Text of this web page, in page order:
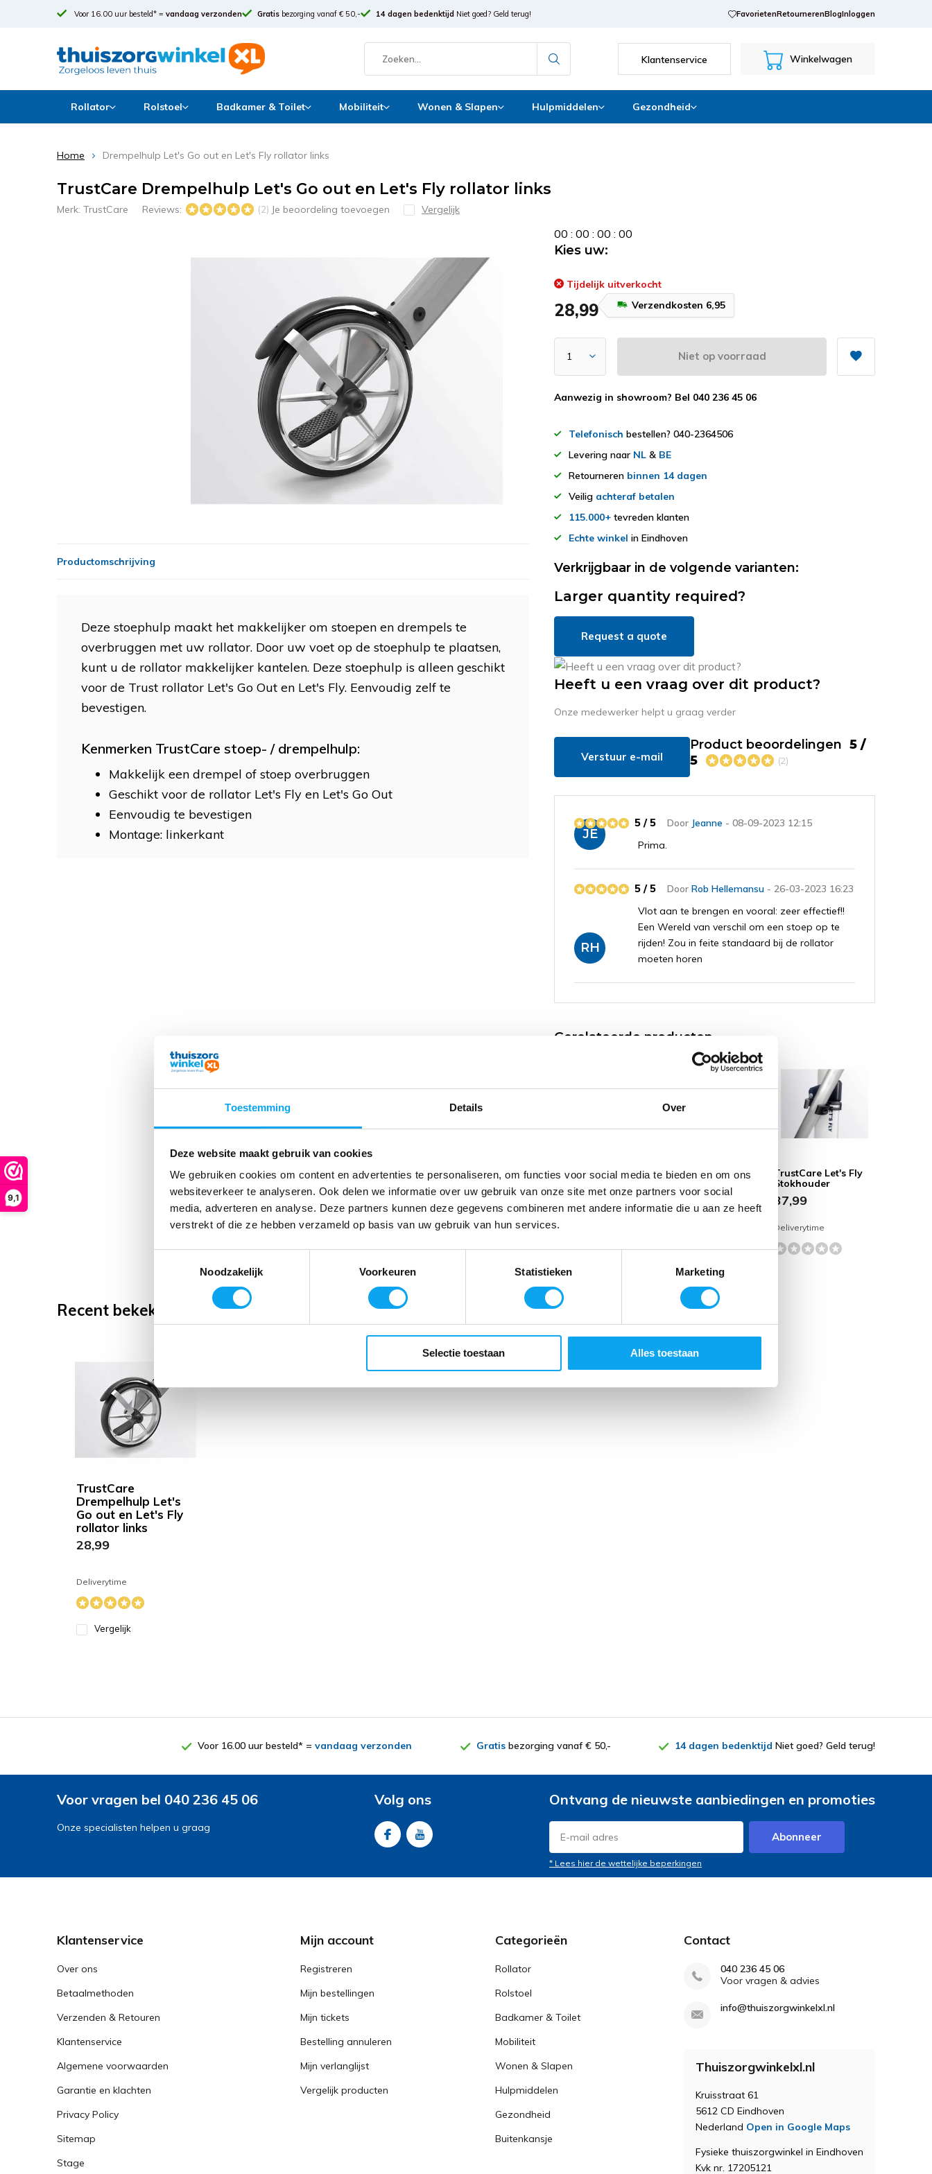
Toestemming Details Over
Deze website maakt gebruik van cookies
We gebruiken cookies om content en advertenties te personaliseren, om functies voor social media te bieden en om ons
websiteverkeer te analyseren. Ook delen we informatie over uw gebruik van onze site met onze partners voor social
media, adverteren en analyse. Deze partners kunnen deze gegevens combineren met andere informatie die u aan ze heeft
verstrekt of die ze hebben verzameld op basis van uw gebruik van hun services.
Noodzakelijk
Voorkeuren Statistieken Marketing
Selectie toestaan Alles toestaan
9,1
Voor 16.00 uur besteld* = vandaag verzonden Gratis bezorging vanaf € 50,- 14 dagen bedenktijd Niet goed? Geld terug! FavorietenRetournerenBlogInloggen
Klantenservice Winkelwagen
Rollator Rolstoel Badkamer & Toilet Mobiliteit Wonen & Slapen Hulpmiddelen Gezondheid
Home Drempelhulp Let's Go out en Let's Fly rollator links
TrustCare Drempelhulp Let's Go out en Let's Fly rollator links
Merk: TrustCare Reviews: (2) Je beoordeling toevoegen Vergelijk
00 :00 :00 :00
Kies uw:
Tijdelijk uitverkocht
28,99 Verzendkosten 6,95
Niet op voorraad
Aanwezig in showroom? Bel 040 236 45 06
Telefonisch bestellen? 040-2364506
Levering naar NL & BE
Retourneren binnen 14 dagen
Veilig achteraf betalen
115.000+ tevreden klanten
Echte winkel in Eindhoven
Productomschrijving
Deze stoephulp maakt het makkelijker om stoepen en drempels te
overbruggen met uw rollator. Door uw voet op de stoephulp te plaatsen,
kunt u de rollator makkelijker kantelen. Deze stoephulp is alleen geschikt
voor de Trust rollator Let's Go Out en Let's Fly. Eenvoudig zelf te
bevestigen.
Kenmerken TrustCare stoep- / drempelhulp:
Makkelijk een drempel of stoep overbruggen
Geschikt voor de rollator Let's Fly en Let's Go Out
Eenvoudig te bevestigen
Montage: linkerkant
Verkrijgbaar in de volgende varianten:
Larger quantity required?
Request a quote
Heeft u een vraag over dit product?
Onze medewerker helpt u graag verder
Verstuur e-mail
Product beoordelingen 5 /
5
(2)
JE
Door Jeanne - 08-09-2023 12:15
5 / 5
Prima.
RH
DoorRob Hellemansu - 26-03-2023 16:23
5 / 5
Vlot aan te brengen en vooral: zeer effectief!!
Een Wereld van verschil om een stoep op te
rijden! Zou in feite standaard bij de rollator
moeten horen
Gerelateerde producten
TrustCare Dienblad
Fly
49,-39,-
TrustCare Rugband
Fly
34,99
TrustCare Let's Fly
Stokhouder
37,99
Deliverytime
Recent bekeken
TrustCare
Drempelhulp Let's
Go out en Let's Fly
rollator links
28,99
Deliverytime
Vergelijk
Voor 16.00 uur besteld* = vandaag verzonden Gratisbezorging vanaf € 50,- 14 dagen bedenktijd Niet goed? Geld terug!
Voor vragen bel 040 236 45 06
Onze specialisten helpen u graag
Volg ons Ontvang de nieuwste aanbiedingen en promoties
Abonneer
* Lees hier de wettelijke beperkingen
Klantenservice
Over ons
Betaalmethoden
Verzenden & Retouren
Klantenservice
Algemene voorwaarden
Garantie en klachten
Privacy Policy
Sitemap
Stage
Mijn account
Registreren
Mijn bestellingen
Mijn tickets
Bestelling annuleren
Mijn verlanglijst
Vergelijk producten
Categorieën
Rollator
Rolstoel
Badkamer & Toilet
Mobiliteit
Wonen & Slapen
Hulpmiddelen
Gezondheid
Buitenkansje
Contact
040 236 45 06
Voor vragen & advies
info@thuiszorgwinkelxl.nl
Thuiszorgwinkelxl.nl
Kruisstraat 61
5612 CD Eindhoven
Nederland Open in Google Maps
Fysieke thuiszorgwinkel in Eindhoven
Kvk nr. 17205121